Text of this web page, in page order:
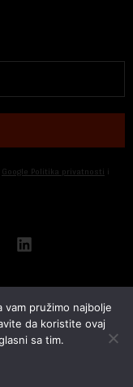
Google Politika privatnosti i
| DEVELOPED BY
vam pružimo najbolje
da koristite ovaj
sa tim.